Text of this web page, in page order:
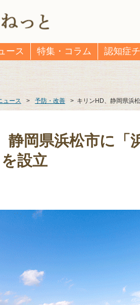
ース 特集・コラム 認知症
ュース > 予防・改善 > キリンHD、静岡県浜
静岡県浜松市に「
設立